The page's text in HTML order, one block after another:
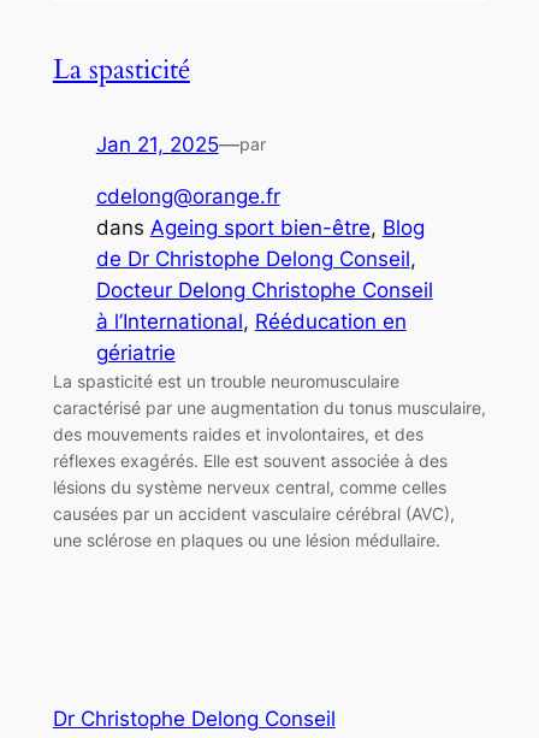
La spasticité
Jan 21, 2025—par
cdelong@orange.fr
dans Ageing sport bien-être, Blog
de Dr Christophe Delong Conseil
Docteur Delong Christophe Conseil
à l’International, Rééducation en
gériatrie
La spasticité est un trouble neuromusculaire
caractérisé par une augmentation du tonus musculaire,
des mouvements raides et involontaires, et des
réflexes exagérés. Elle est souvent associée à des
lésions du système nerveux central, comme celles
causées par un accident vasculaire cérébral (AVC),
une sclérose en plaques ou une lésion médullaire.
Dr Christophe Delong Conseil